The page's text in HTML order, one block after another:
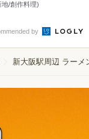
地/創作料理)
by
新大阪駅周辺 ラーメ